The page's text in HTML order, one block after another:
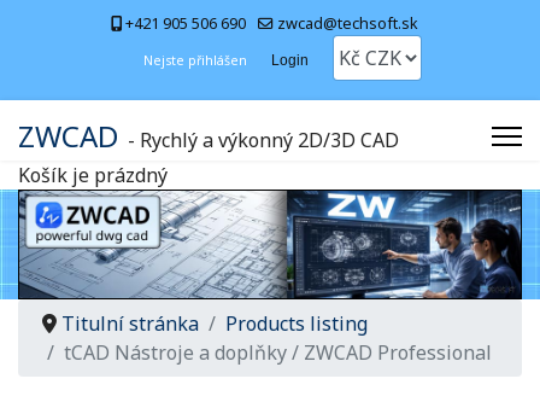
+421 905 506 690 zwcad@techsoft.sk
Nejste přihlášen Login
ZWCAD - Rychlý a výkonný 2D/3D CAD
Košík je prázdný
Titulní stránka
Products listing
tCAD Nástroje a doplňky / ZWCAD Professional